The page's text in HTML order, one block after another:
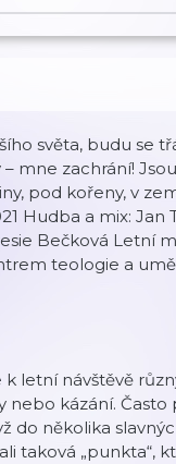
světa, budu se
mne zachrání!
pod kořeny, v
Hudba a mix: Jan
Bečková Letní
teologie a
letní návštěvě
kázání.
do několika
taková „punkta“,